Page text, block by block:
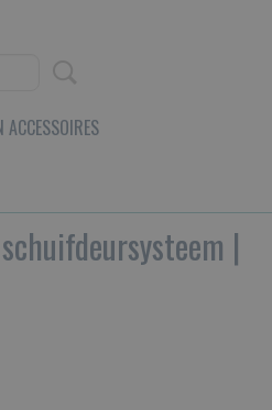
ACCESSOIRES
|